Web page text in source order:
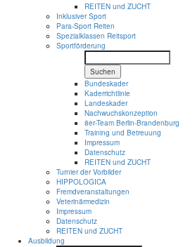
REITEN und ZUCHT
Inklusiver Sport
Para-Sport Reiten
Spezialklassen Reitsport
Sportförderung
Suchen
Bundeskader
Kaderrichtlinie
Landeskader
Nachwuchskonzeption
8er-Team Berlin-Brandenburg
Training und Betreuung
Impressum
Datenschutz
REITEN und ZUCHT
Turnier der Vorbilder
HIPPOLOGICA
Fremdveranstaltungen
Veterinärmedizin
Impressum
Datenschutz
REITEN und ZUCHT
Ausbildung